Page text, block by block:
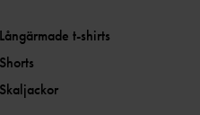
Långärmade t-shirts
Shorts
Skaljackor